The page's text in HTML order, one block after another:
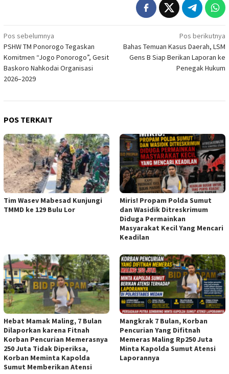
Navigasi
pos
Pos sebelumnya
PSHW TM Ponorogo Tegaskan
Komitmen “Jogo Ponorogo”, Gesit
Baskoro Nahkodai Organisasi
2026–2029
Pos berikutnya
Bahas Temuan Kasus Daerah, LSM
Gens B Siap Berikan Laporan ke
Penegak Hukum
POS TERKAIT
Tim Wasev Mabesad Kunjungi
TMMD ke 129 Bulu Lor
Miris! Propam Polda Sumut
dan Wasidik Ditreskrimum
Diduga Permainkan
Masyarakat Kecil Yang Mencari
Keadilan
Hebat Mamak Maling, 7 Bulan
Dilaporkan karena Fitnah
Korban Pencurian Memerasnya
250 Juta Tidak Diperiksa,
Korban Meminta Kapolda
Sumut Memberikan Atensi
Mangkrak 7 Bulan, Korban
Pencurian Yang Difitnah
Memeras Maling Rp250 Juta
Minta Kapolda Sumut Atensi
Laporannya